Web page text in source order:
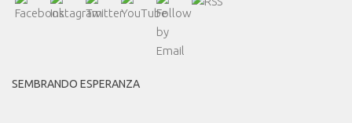
SEMBRANDO ESPERANZA